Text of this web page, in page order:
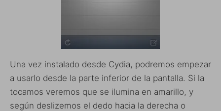
Una vez instalado desde Cydia, podremos empezar
a usarlo desde la parte inferior de la pantalla. Si la
tocamos veremos que se ilumina en amarillo, y
según deslizemos el dedo hacia la derecha o